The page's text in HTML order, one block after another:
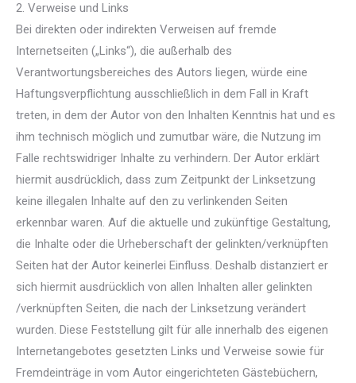
2. Verweise und Links
Bei direkten oder indirekten Verweisen auf fremde
Internetseiten („Links“), die außerhalb des
Verantwortungsbereiches des Autors liegen, würde eine
Haftungsverpflichtung ausschließlich in dem Fall in Kraft
treten, in dem der Autor von den Inhalten Kenntnis hat und es
ihm technisch möglich und zumutbar wäre, die Nutzung im
Falle rechtswidriger Inhalte zu verhindern. Der Autor erklärt
hiermit ausdrücklich, dass zum Zeitpunkt der Linksetzung
keine illegalen Inhalte auf den zu verlinkenden Seiten
erkennbar waren. Auf die aktuelle und zukünftige Gestaltung,
die Inhalte oder die Urheberschaft der gelinkten/verknüpften
Seiten hat der Autor keinerlei Einfluss. Deshalb distanziert er
sich hiermit ausdrücklich von allen Inhalten aller gelinkten
/verknüpften Seiten, die nach der Linksetzung verändert
wurden. Diese Feststellung gilt für alle innerhalb des eigenen
Internetangebotes gesetzten Links und Verweise sowie für
Fremdeinträge in vom Autor eingerichteten Gästebüchern,